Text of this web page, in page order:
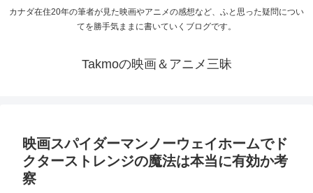
カナダ在住20年の筆者が見た映画やアニメの感想など、ふと思った疑問につい
てを勝手気ままに書いていくブログです。
Takmoの映画＆アニメ三昧
映画スパイダーマンノーウェイホームでド
クターストレンジの魔法は本当に有効か考
察